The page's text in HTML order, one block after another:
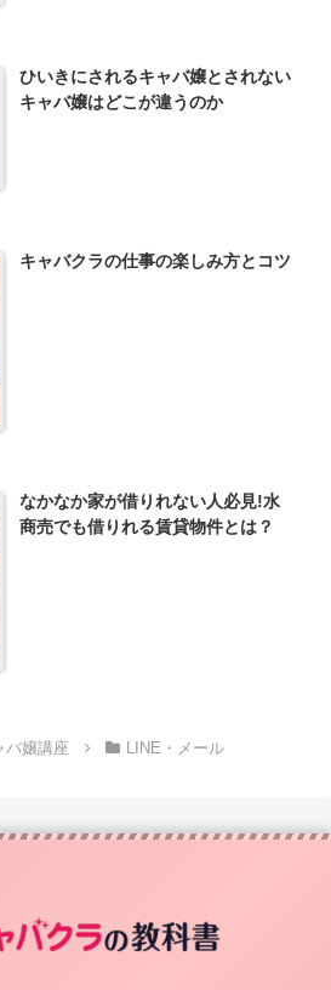
ひいきにされるキャバ嬢とされない
キャバ嬢はどこが違うのか
キャバクラの仕事の楽しみ方とコツ
なかなか家が借りれない人必見!水
商売でも借りれる賃貸物件とは？
バ嬢講座 LINE・メール